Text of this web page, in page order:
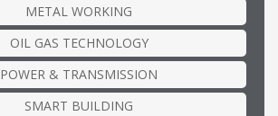
METAL WORKING
OIL GAS TECHNOLOGY
POWER & TRANSMISSION
SMART BUILDING